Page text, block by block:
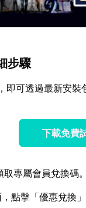
步驟
可透過最新安裝
下載免費
專屬會員兌換碼。
點擊「優惠兌換